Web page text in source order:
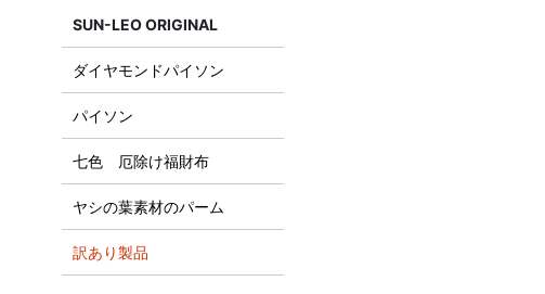
SUN-LEO ORIGINAL
ダイヤモンドパイソン
パイソン
七色 厄除け福財布
ヤシの葉素材のパーム
訳あり製品